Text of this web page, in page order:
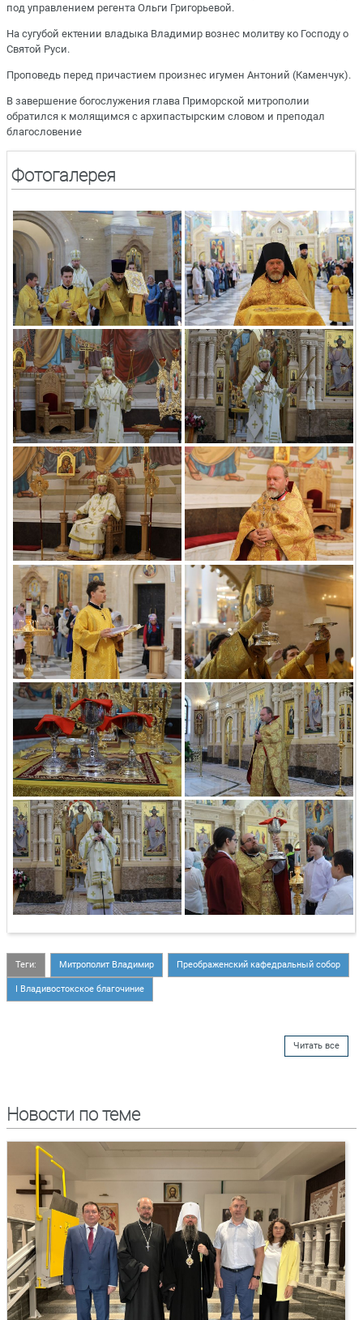
под управлением регента Ольги Григорьевой.
На сугубой ектении владыка Владимир вознес молитву ко Господу о
Святой Руси.
Проповедь перед причастием произнес игумен Антоний (Каменчук).
В завершение богослужения глава Приморской митрополии
обратился к молящимся с архипастырским словом и преподал
благословение
Фотогалерея
Теги: Митрополит Владимир Преображенский кафедральный собор
I Владивостокское благочиние
Читать все
Новости по теме